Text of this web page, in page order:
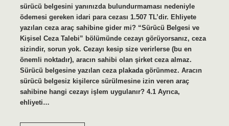
sürücü belgesini yanınızda bulundurmaması nedeniyle
ödemesi gereken idari para cezası 1.507 TL’dir. Ehliyete
yazılan ceza araç sahibine gider mi? “Sürücü Belgesi ve
Kişisel Ceza Talebi” bölümünde cezayı görüyorsanız, ceza
sizindir, sorun yok. Cezayı kesip size verirlerse (bu en
önemli noktadır), aracın sahibi olan şirket ceza almaz.
Sürücü belgesine yazılan ceza plakada görünmez. Aracın
sürücü belgesiz kişilerce sürülmesine izin veren araç
sahibine hangi cezayı işlem uygulanır? 4.1 Ayrıca,
ehliyeti…